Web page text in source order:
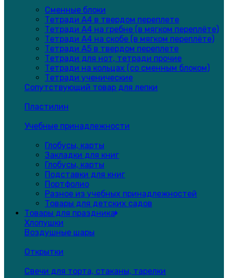
Сменные блоки
Тетради А4 в твердом переплете
Тетради А4 на гребне (в мягком переплёте)
Тетради А4 на скобе (в мягком переплёте)
Тетради А5 в твердом переплете
Тетради для нот, тетради прочие
Тетради на кольцах (со сменным блоком)
Тетради ученические
Сопутствующий товар для лепки
Пластилин
Учебные принадлежности
Глобусы, карты
Закладки для книг
Глобусы, карты
Подставки для книг
Портфолио
Разное из учебных принадлежностей
Товары для детских садов
Товары для праздника
Хлопушки
Воздушные шары
Открытки
Свечи для торта, стаканы, тарелки